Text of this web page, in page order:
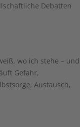
Debatten
wo ich stehe – und
Gefahr,
Austausch,